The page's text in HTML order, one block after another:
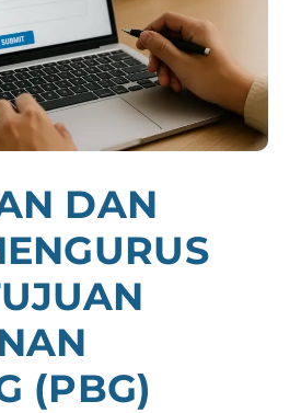
DAN
(PBG)